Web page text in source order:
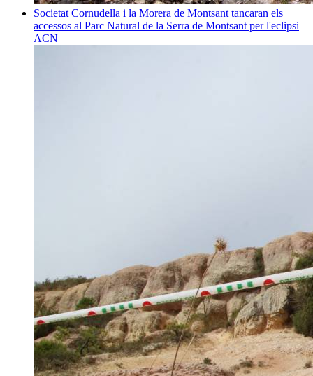
Societat Cornudella i la Morera de Montsant tancaran els
accessos al Parc Natural de la Serra de Montsant per l'eclipsi
ACN